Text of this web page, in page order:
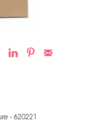
- 620221